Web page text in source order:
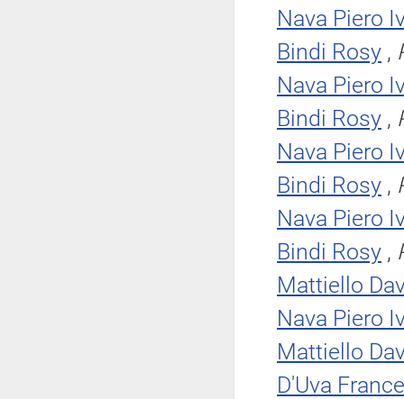
Nava Piero
Bindi Rosy ,
Nava Piero
Bindi Rosy ,
Nava Piero
Bindi Rosy ,
Nava Piero
Bindi Rosy ,
Mattiello
Nava Piero
Mattiello
D'Uva